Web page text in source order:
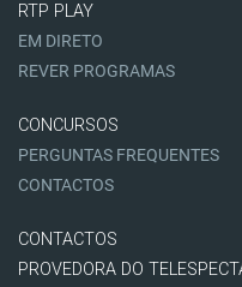
RTP PLAY
EM DIRETO
REVER PROGRAMAS
CONCURSOS
PERGUNTAS FREQUENTES
CONTACTOS
CONTACTOS
PROVEDORA DO